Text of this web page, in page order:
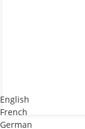
English
French
German